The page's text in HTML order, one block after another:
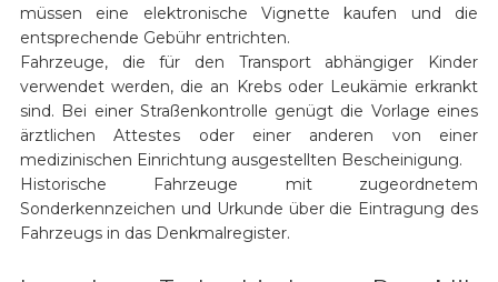
müssen eine elektronische Vignette kaufen und die
entsprechende Gebühr entrichten.
Fahrzeuge, die für den Transport abhängiger Kinder
verwendet werden, die an Krebs oder Leukämie erkrankt
sind. Bei einer Straßenkontrolle genügt die Vorlage eines
ärztlichen Attestes oder einer anderen von einer
medizinischen Einrichtung ausgestellten Bescheinigung.
Historische Fahrzeuge mit zugeordnetem
Sonderkennzeichen und Urkunde über die Eintragung des
Fahrzeugs in das Denkmalregister.